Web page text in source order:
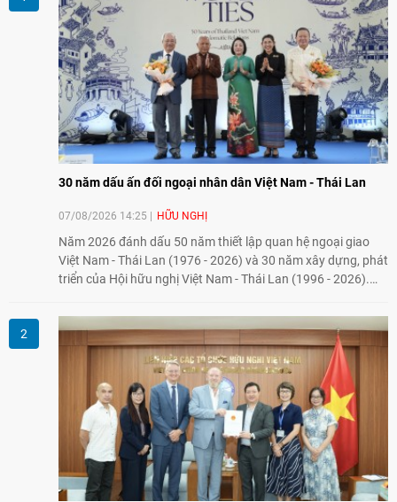
30 năm dấu ấn đối ngoại nhân dân Việt Nam - Thái Lan
07/08/2026 14:25 HỮU NGHỊ
Năm 2026 đánh dấu 50 năm thiết lập quan hệ ngoại giao
Việt Nam - Thái Lan (1976 - 2026) và 30 năm xây dựng, phát
triển của Hội hữu nghị Việt Nam - Thái Lan (1996 - 2026).
tình hữu nghị, đồng thời từng bước mở rộng hoạt động từ
giao lưu truyền thống sang kết nối địa phương, doanh
nghiệp, giáo dục, văn hóa và thế hệ trẻ, góp phần tăng
cường sự hiểu biết và hợp tác giữa nhân dân hai nước.